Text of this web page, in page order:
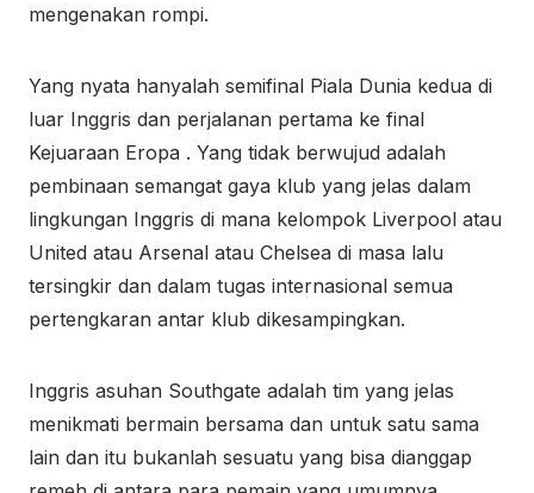
mengenakan rompi.
Yang nyata hanyalah semifinal Piala Dunia kedua di
luar Inggris dan perjalanan pertama ke final
Kejuaraan Eropa . Yang tidak berwujud adalah
pembinaan semangat gaya klub yang jelas dalam
lingkungan Inggris di mana kelompok Liverpool atau
United atau Arsenal atau Chelsea di masa lalu
tersingkir dan dalam tugas internasional semua
pertengkaran antar klub dikesampingkan.
Inggris asuhan Southgate adalah tim yang jelas
menikmati bermain bersama dan untuk satu sama
lain dan itu bukanlah sesuatu yang bisa dianggap